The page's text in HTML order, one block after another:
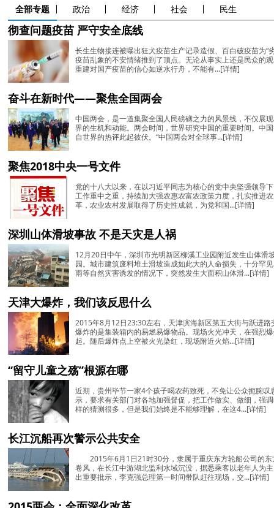
全部专题 政治 经济 社会 民生
彻查问题疫苗 严守安全底线
长生生物接连被曝出狂犬疫苗生产记录造假、百白破疫苗为“
疫苗乱象的不安情绪推到了顶点。无论从事实上还是民众的
重建对国产疫苗的信心如逆水行舟，不能有...[详情]
奋斗在新时代——聚焦全国两会
中国两会，是一道集聚全国人民磅礴之力的风景线，不仅展
界的生机和动能。两会时间，世界研究中国的重要时间。中
自世界的热评此起彼伏。“中国两会对全球事...[详情]
聚焦2018中央一号文件
党的十八大以来，在以习近平同志为核心的党中央坚强领导
工作重中之重，持续加大强农惠农富农政策力度，扎实推进
革，农业农村发展取得了历史性成就，为党和国...[详情]
深圳山体滑坡事故 不是天灾是人祸
12月20日中午，深圳市光明新区柳溪工业园附近发生山体滑
园。城市建筑废料堆土滑坡造成如此大的人命损失，十分罕
雨等自然灾害诱发的情况下，突然发生大面积山体滑...[详情]
天津大爆炸，我们该反思什么
2015年8月12日23:30左右，天津滨海新区第五大街与跃进
爆炸的是集装箱内的易燃易爆物品。现场火光冲天，在强烈
起。随后爆炸点上空被火光染红，现场附近火焰...[详情]
“留守儿童之殇”根源在哪
近期，贵州毕节一家4个孩子喝农药致死，不免让公众扼腕
示，要求有关部门对各地加强督促，把工作做实、做细，强
样的猜测很多，但是我们始终是不能够理解，在这4...[详情]
长江沉船再次警示公共安全
2015年6月1日21时30分，隶属于重庆东方轮船公司的东
卷风，在长江中游湖北监利水域沉没，据悉乘客以老年人为
出重要批示，李克强总理第一时间带队赶往现场，交...[详情]